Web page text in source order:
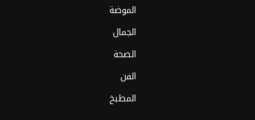
الموضة
الجمال
الصحة
الفن
المطبخ